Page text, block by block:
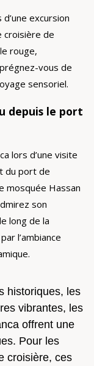
excursion
croisière de
rouge,
vous de
sensoriel.
depuis le port
lors d’une visite
du port de
mosquée Hassan
son
long de la
l’ambiance
historiques, les
vibrantes, les
offrent une
Pour les
croisière, ces